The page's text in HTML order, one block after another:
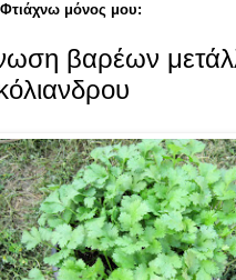
μόνος μου:
βαρέων